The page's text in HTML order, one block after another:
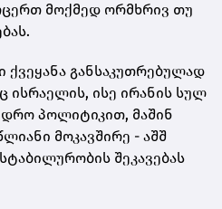
მოქმედ ორმხრივ თუ
ქვეყანა განსაკუთრებულად
ისე ირანის სულ
პოლიტიკით, მაშინ
მოკავშირე - აშშ
შეკავებას